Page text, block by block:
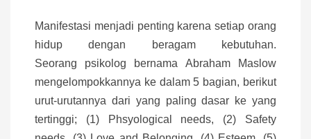
Manifestasi menjadi penting karena setiap orang
hidup dengan beragam kebutuhan.
Seorang psikolog bernama Abraham Maslow
mengelompokkannya ke dalam 5 bagian, berikut
urut-urutannya dari yang paling dasar ke yang
tertinggi; (1) Phsyological needs, (2) Safety